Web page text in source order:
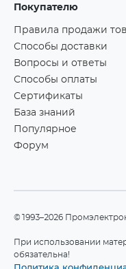
Покупателю
Правила продажи
Способы доставки
Вопросы и ответы
Способы оплаты
Сертификаты
База знаний
Популярное
Форум
©1993–2026
При использовании
обязательна!